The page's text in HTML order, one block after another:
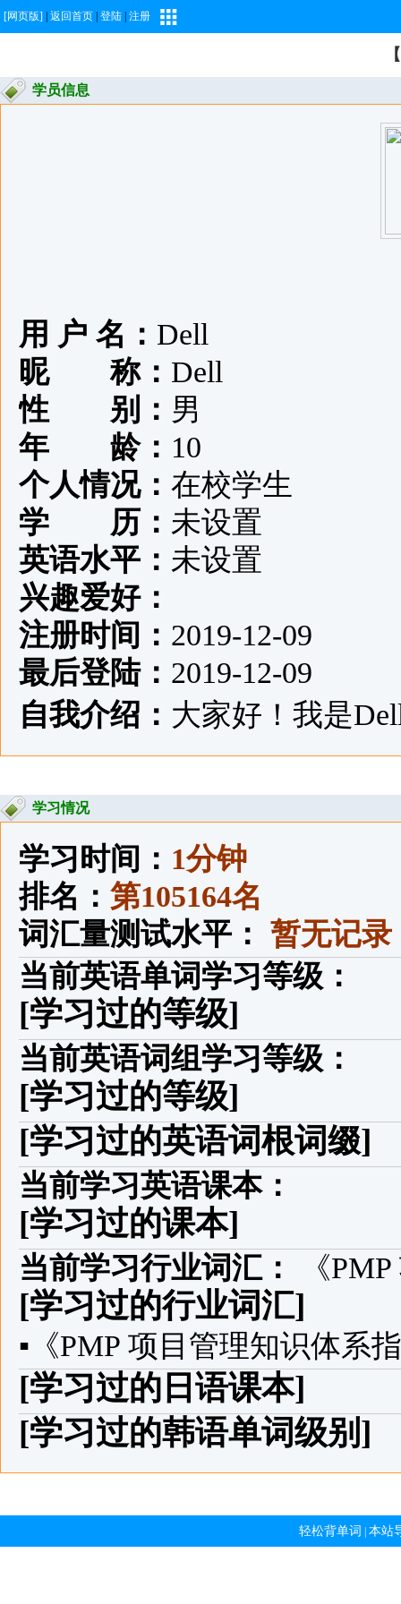
[网页版] 返回首页 登陆 注册
学员信息
用 户 名： Dell
昵 称： Dell
性 别： 男
年 龄： 10
个人情况： 在校学生
学 历： 未设置
英语水平： 未设置
兴趣爱好：
注册时间： 2019-12-09
最后登陆： 2019-12-09
自我介绍： 大家好！我是
学习情况
学习时间： 1分钟
排名： 第105164名
词汇量测试水平： 暂无记录
当前英语单词学习等级：
[学习过的等级]
当前英语词组学习等级：
[学习过的等级]
[学习过的英语词根词缀]
当前学习英语课本：
[学习过的课本]
当前学习行业词汇： 《
[学习过的行业词汇]
▪ 《PMP 项目管理知识体系
[学习过的日语课本]
[学习过的韩语单词级别]
轻松背单词 本站